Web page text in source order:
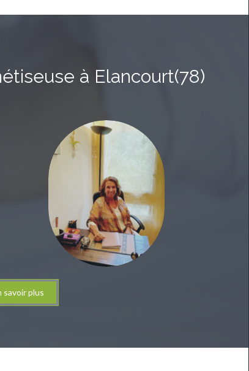
à Elancourt(78)
savoir plus